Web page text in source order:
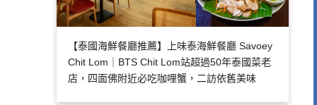
【泰國海鮮餐廳推薦】上味泰海鮮餐廳 Savoey
Chit Lom｜BTS Chit Lom站超過50年泰國菜老
店，四面佛附近必吃咖哩蟹，二訪依舊美味